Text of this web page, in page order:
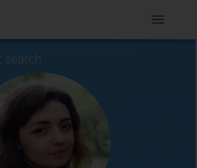
search